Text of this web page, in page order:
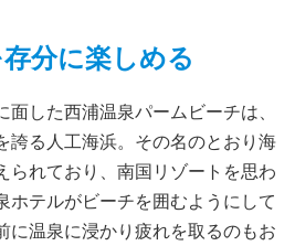
分に楽しめる
した西浦温泉パームビーチは、
誇る人工海浜。その名のとおり海
られており、南国リゾートを思わ
ホテルがビーチを囲むようにして
に温泉に浸かり疲れを取るのもお